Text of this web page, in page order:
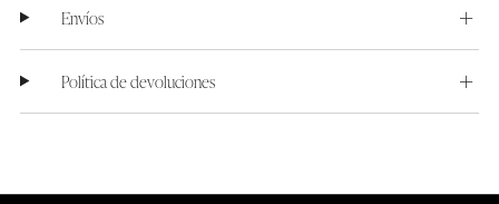
Envíos
Política de devoluciones